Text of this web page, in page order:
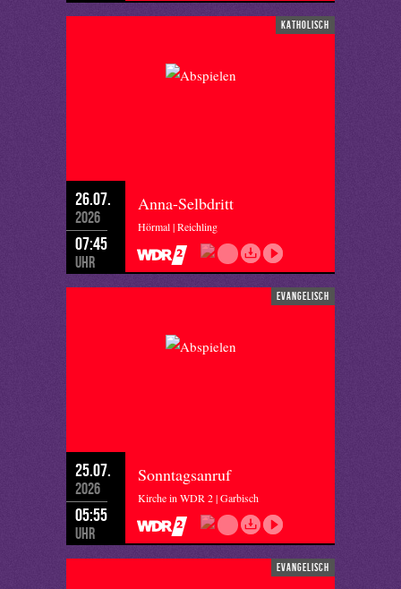
katholisch
26.07.
2026
07:45
Uhr
Anna-Selbdritt
Hörmal | Reichling
evangelisch
25.07.
2026
05:55
Uhr
Sonntagsanruf
Kirche in WDR 2 | Garbisch
evangelisch